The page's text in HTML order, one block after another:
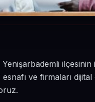
ve firmaları